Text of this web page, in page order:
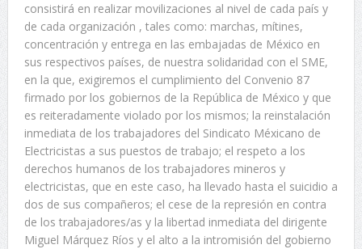
consistirá en realizar movilizaciones al nivel de cada país y
de cada organización , tales como: marchas, mítines,
concentración y entrega en las embajadas de México en
sus respectivos países, de nuestra solidaridad con el SME,
en la que, exigiremos el cumplimiento del Convenio 87
firmado por los gobiernos de la República de México y que
es reiteradamente violado por los mismos; la reinstalación
inmediata de los trabajadores del Sindicato Méxicano de
Electricistas a sus puestos de trabajo; el respeto a los
derechos humanos de los trabajadores mineros y
electricistas, que en este caso, ha llevado hasta el suicidio a
dos de sus compañeros; el cese de la represión en contra
de los trabajadores/as y la libertad inmediata del dirigente
Miguel Márquez Ríos y el alto a la intromisión del gobierno